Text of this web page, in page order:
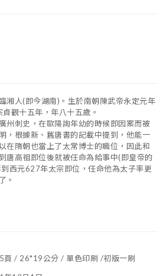
人(即今湖南)。生於南朝陳武帝永定元年
觀十五年，年八十五歲。
刺史，在歐陽詢年幼的時候即因案而被
，根據新、舊唐書的記載中提到，他能一
在隋朝也當上了太常博士的職位，因此和
唐高祖即位後就被任命為給事中(即皇帝的
西元627年太宗即位，任命他為太子率更
。
頁 / 26*19公分 / 單色印刷 /初版一刷